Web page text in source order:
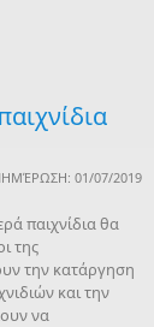
01/07/2019
παιχνίδια θα
της
την κατάργηση
και την
να